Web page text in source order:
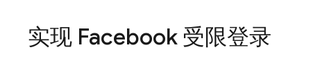
实现 Facebook 受限登录